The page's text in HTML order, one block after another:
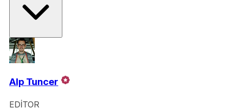
risotto.
Alp Tuncer
EDİTOR